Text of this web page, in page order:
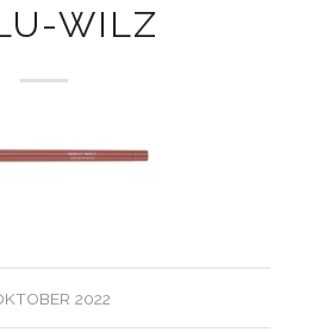
WILZ
2022